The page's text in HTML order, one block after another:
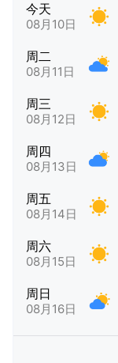
今天
08月10日
周二
08月11日
周三
08月12日
周四
08月13日
周五
08月14日
周六
08月15日
周日
08月16日